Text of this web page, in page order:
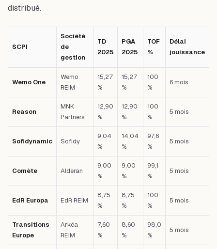
distribué.
SCPI
Société
de
gestion
TD
2025
PGA
2025
TOF
%
Délai
jouissance
Wemo One
Wemo
REIM
15,27
%
15,27
%
100
%
6 mois
Reason
MNK
Partners
12,90
%
12,90
%
100
%
5 mois
Sofidynamic Sofidy
9,04
%
14,04
%
97,6
%
5 mois
Comète Alderan
9,00
%
9,00
%
99,1
%
5 mois
EdR Europa EdR REIM
8,75
%
8,75
%
100
%
5 mois
Transitions
Europe
Arkéa
REIM
7,60
%
8,60
%
98,0
%
5 mois